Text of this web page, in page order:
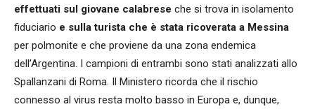
effettuati sul giovane calabrese che si trova in isolamento
fiduciario e sulla turista che è stata ricoverata a Messina
per polmonite e che proviene da una zona endemica
dell’Argentina. I campioni di entrambi sono stati analizzati allo
Spallanzani di Roma. Il Ministero ricorda che il rischio
connesso al virus resta molto basso in Europa e, dunque,